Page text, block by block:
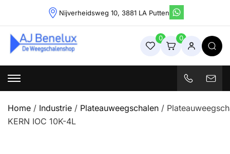
content
Nijverheidsweg 10, 3881 LA Putten
Weegschalenshop | Precisieweegschalen & Industriële
Weegoplossingen
0 0
Home / Industrie / Plateauweegschalen /
KERN IOC 10K-4L